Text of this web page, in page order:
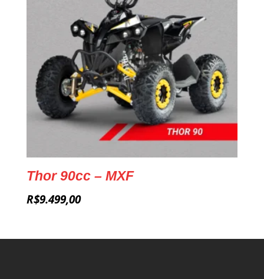
Thor 90cc – MXF
R$9.499,00